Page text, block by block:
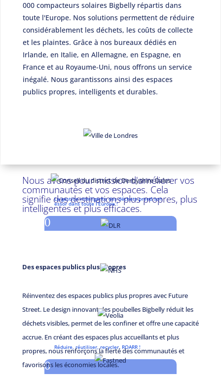
Préparation des futurs talents en vue du
Championnat d'Europe des moins de 19 ans de
l'UEFA
0
La gestion intelligente des déchets prend son
essor dans toute l'Europe !
0
Réduire, réutiliser, recycler, ROARR !
0
000 compacteurs solaires Bigbelly répartis dans
toute l'Europe. Nos solutions permettent de réduire
considérablement les déchets, les coûts de collecte
et les plaintes. Grâce à nos bureaux dédiés en
Irlande, en Italie, en Allemagne, en Espagne, en
France et au Royaume-Uni, nous offrons un service
inégalé. Nous garantissons ainsi des espaces
publics propres, intelligents et durables.
Nous avons pour mission d'améliorer vos
communautés et vos espaces. Cela
signifie des destinations plus propres, plus
intelligentes et plus efficaces.
Des espaces publics plus propres
Réinventez des espaces publics plus propres avec Future
Street. Le design innovant des poubelles Bigbelly réduit les
déchets visibles, permet de les confiner et offre une capacité
accrue. En créant des espaces plus accueillants et plus
propres, nous renforçons la fierté des communautés et
favorisons les économies locales.